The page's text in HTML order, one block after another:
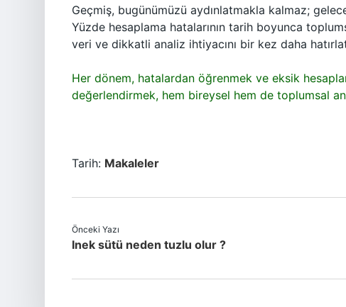
Geçmiş, bugünümüzü aydınlatmakla kalmaz;
Yüzde hesaplama hatalarının tarih boyunca
veri ve dikkatli analiz ihtiyacını bir kez daha
Her dönem, hatalardan öğrenmek ve eksik
değerlendirmek, hem bireysel hem de toplumsal
Tarih: Makaleler
Önceki Yazı
Inek sütü neden tuzlu olur ?